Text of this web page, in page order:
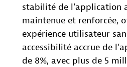
stabilité de l’application
maintenue et renforcée,
expérience utilisateur
accessibilité accrue de
de 8%, avec plus de 5